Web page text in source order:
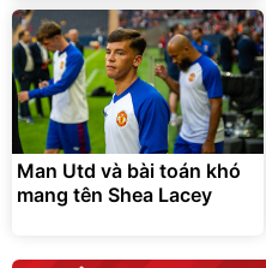
Man Utd và bài toán khó
mang tên Shea Lacey